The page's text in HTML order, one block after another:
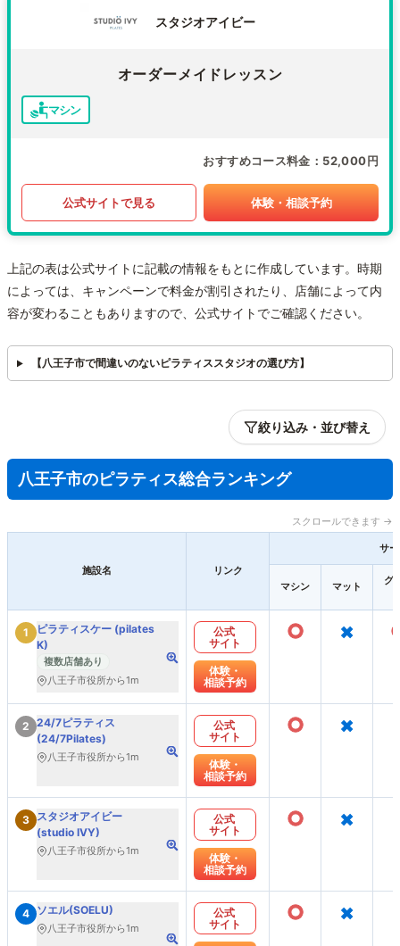
スタジオアイビー
オーダーメイドレッスン
マシン
おすすめコース料金 52,000円
公式サイトで見る 体験・相談予約
上記の表は公式サイトに記載の情報をもとに作成しています。時期
によっては、キャンペーンで料金が割引されたり、店舗によって内
容が変わることもありますので、公式サイトでご確認ください。
【八王子市で間違いのないピラティススタジオの選び方】
絞り込み・並び替え
八王子市のピラティス総合ランキング
スクロールできます →
施設名 リンク
サ
マシン マット
グ
1
ピラティスケー (pilates
K)
複数店舗あり
八王子市役所から1m
公式
サイト
体験・
相談予約
○ ×
2 24/7ピラティス
(24/7Pilates)
八王子市役所から1m
公式
サイト
体験・
相談予約
○ ×
3 スタジオアイビー
(studio IVY)
八王子市役所から1m
公式
サイト
体験・
相談予約
○ ×
4 ソエル(SOELU)
八王子市役所から1m
公式
サイト
○ ×